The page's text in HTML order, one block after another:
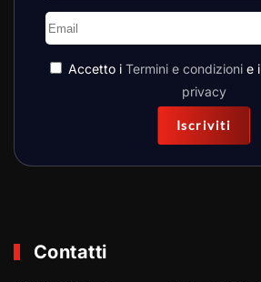
Accetto i Termini e condizioni e i
privacy
Iscriviti
Contatti